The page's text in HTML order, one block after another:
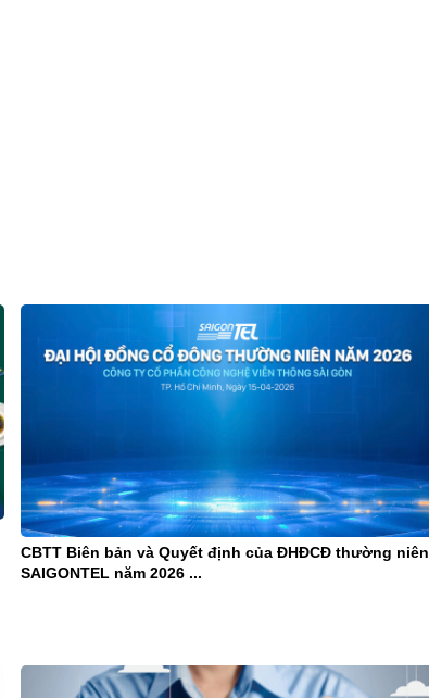
CBTT Biên bản và Quyết định của ĐHĐCĐ thường niên
SAIGONTEL năm 2026 ...